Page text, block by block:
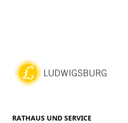
RATHAUS UND SERVICE